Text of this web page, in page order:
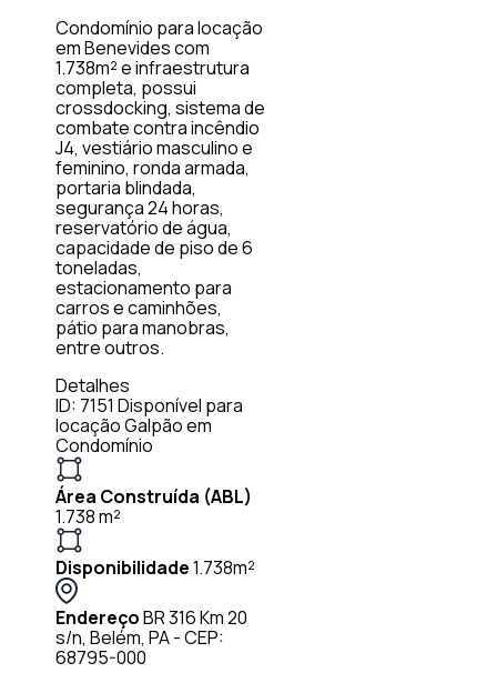
Condomínio para locação
em Benevides com
1.738m² e infraestrutura
completa, possui
crossdocking, sistema de
combate contra incêndio
J4, vestiário masculino e
feminino, ronda armada,
portaria blindada,
segurança 24 horas,
reservatório de água,
capacidade de piso de 6
toneladas,
estacionamento para
carros e caminhões,
pátio para manobras,
entre outros.
Detalhes
ID: 7151 Disponível para
locaçãoGalpão em
Condomínio
Área Construída (ABL)
1.738 m²
Disponibilidade1.738m²
EndereçoBR 316 Km 20
s/n, Belém, PA - CEP:
68795-000